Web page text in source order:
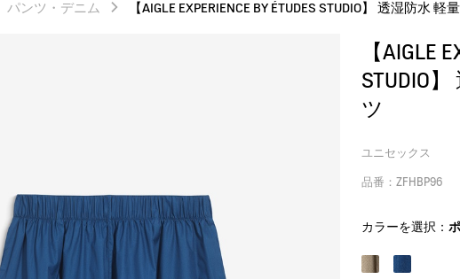
AIGLE CLUB ポイントサービス終了のお知らせ
パンツ・デニム 【AIGLE EXPERIENCE BY ÉTUDES STUDIO】 透湿防水
【AIGLE
STUDIO
ツ
ユニセックス
品番：ZFHBP96
カラーを選択：